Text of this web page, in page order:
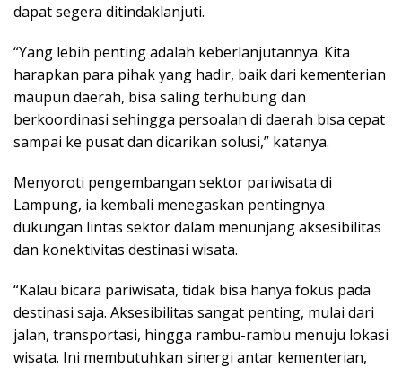
dapat segera ditindaklanjuti.
“Yang lebih penting adalah keberlanjutannya. Kita
harapkan para pihak yang hadir, baik dari kementerian
maupun daerah, bisa saling terhubung dan
berkoordinasi sehingga persoalan di daerah bisa cepat
sampai ke pusat dan dicarikan solusi,” katanya.
Menyoroti pengembangan sektor pariwisata di
Lampung, ia kembali menegaskan pentingnya
dukungan lintas sektor dalam menunjang aksesibilitas
dan konektivitas destinasi wisata.
“Kalau bicara pariwisata, tidak bisa hanya fokus pada
destinasi saja. Aksesibilitas sangat penting, mulai dari
jalan, transportasi, hingga rambu-rambu menuju lokasi
wisata. Ini membutuhkan sinergi antar kementerian,